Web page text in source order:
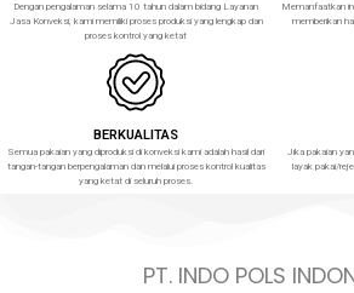
Dengan pengalaman selama 10 tahun dalam bidang Layanan
Jasa Konveksi, kami memiliki proses produksi yang lengkap dan
proses kontrol yang ketat
Memanfaatkan
memberikan
BERKUALITAS
Semua pakaian yang diproduksi di konveksi kami adalah hasil dari
tangan-tangan berpengalaman dan melalui proses kontrol kualitas
yang ketat di seluruh proses.
Jika pakaian
layak pakai/
PT. INDO POLS